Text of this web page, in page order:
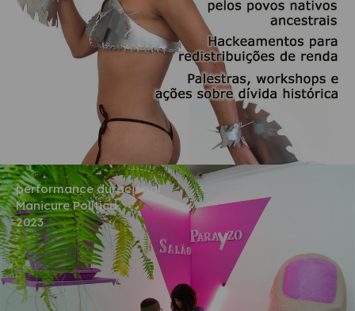
performance duracional
Manicure Política
2023